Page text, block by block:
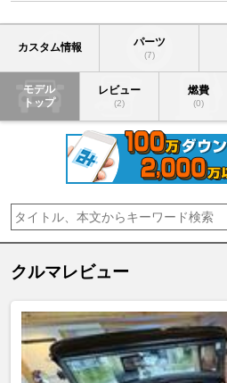
カスタム情報 パーツ
(7)
モデル
トップ
レビュー
(2)
燃費
(0)
クルマレビュー